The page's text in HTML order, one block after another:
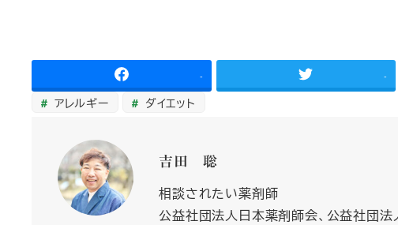
- -
アレルギー ダイエット
吉田 聡
相談されたい薬剤師
公益社団法人日本薬剤師会、公益社団法